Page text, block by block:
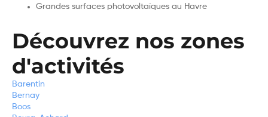
Grandes surfaces photovoltaïques au Havre
Découvrez nos zones
d'activités
Barentin
Bernay
Boos